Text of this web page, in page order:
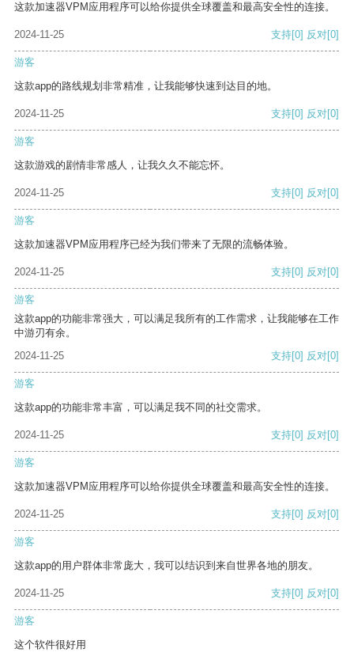
这款加速器VPM应用程序可以给你提供全球覆盖和最高安全性的连接。
2024-11-25 支持[0] 反对[0]
游客
这款app的路线规划非常精准，让我能够快速到达目的地。
2024-11-25 支持[0] 反对[0]
游客
这款游戏的剧情非常感人，让我久久不能忘怀。
2024-11-25 支持[0] 反对[0]
游客
这款加速器VPM应用程序已经为我们带来了无限的流畅体验。
2024-11-25 支持[0] 反对[0]
游客
这款app的功能非常强大，可以满足我所有的工作需求，让我能够在工作
中游刃有余。
2024-11-25
支持[0] 反对[0]
游客
这款app的功能非常丰富，可以满足我不同的社交需求。
2024-11-25 支持[0] 反对[0]
游客
这款加速器VPM应用程序可以给你提供全球覆盖和最高安全性的连接。
2024-11-25 支持[0] 反对[0]
游客
这款app的用户群体非常庞大，我可以结识到来自世界各地的朋友。
2024-11-25 支持[0] 反对[0]
游客
这个软件很好用